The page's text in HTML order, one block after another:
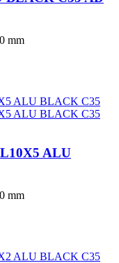
mm
ALU
mm